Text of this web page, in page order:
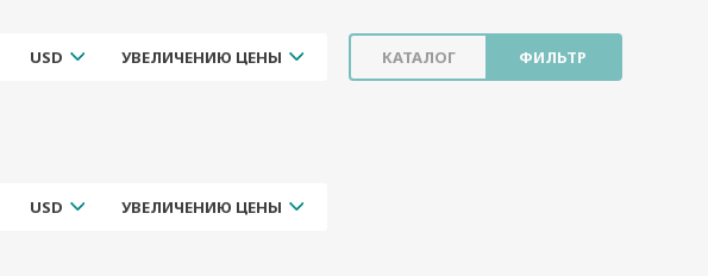
КАТАЛОГ ФИЛЬТР
USD УВЕЛИЧЕНИЮ ЦЕНЫ
USD УВЕЛИЧЕНИЮ ЦЕНЫ